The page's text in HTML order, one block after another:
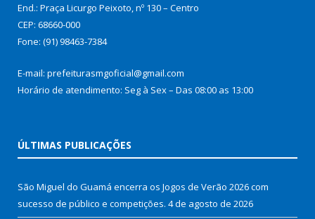
End.: Praça Licurgo Peixoto, nº 130 – Centro
CEP: 68660-000
Fone: (91) 98463-7384
E-mail: prefeiturasmgoficial@gmail.com
Horário de atendimento: Seg à Sex – Das 08:00 as 13:00
ÚLTIMAS PUBLICAÇÕES
São Miguel do Guamá encerra os Jogos de Verão 2026 com
sucesso de público e competições. 4 de agosto de 2026